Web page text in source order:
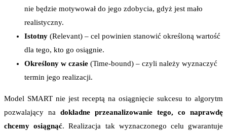
nie będzie motywował do jego zdobycia, gdyż jest mało
realistyczny.
Istotny (Relevant) – cel powinien stanowić określoną wartość
dla tego, kto go osiągnie.
Określony w czasie (Time-bound) – czyli należy wyznaczyć
termin jego realizacji.
Model SMART nie jest receptą na osiągnięcie sukcesu to algorytm
pozwalający na dokładne przeanalizowanie tego, co naprawdę
chcemy osiągnąć. Realizacja tak wyznaczonego celu gwarantuje